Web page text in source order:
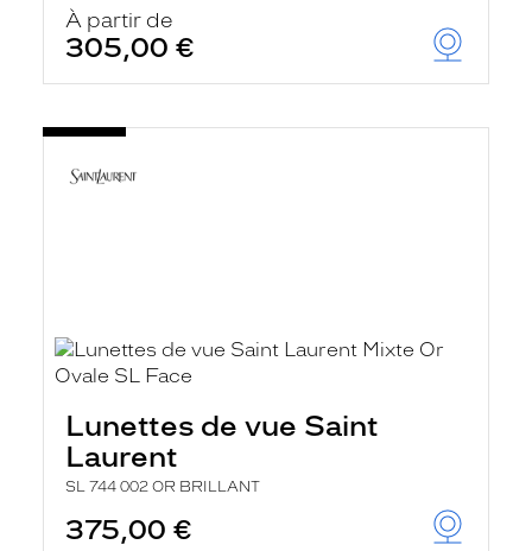
À partir de
305,00 €
Lunettes de vue Saint
Laurent
SL 744 002 OR BRILLANT
375,00 €